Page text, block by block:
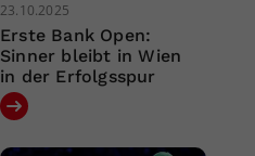
23.10.2025
Erste Bank Open:
Sinner bleibt in Wien
in der Erfolgsspur